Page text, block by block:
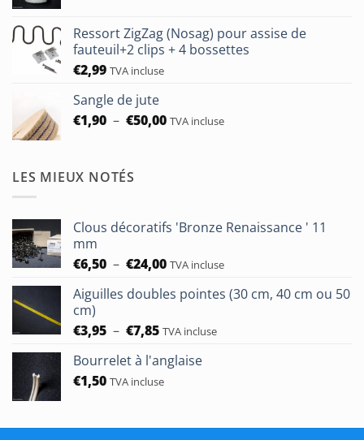
Ressort ZigZag (Nosag) pour assise de
fauteuil+2 clips + 4 bossettes
€2,99 TVA incluse
Sangle de jute
€1,90 – €50,00Plage
TVA incluse
LES MIEUX NOTÉS
Clous décoratifs 'Bronze Renaissance ' 11
mm
€6,50 – €24,00Plage
prix :
à
TVA incluse
Aiguilles doubles pointes (30 cm, 40 cm ou 50
cm)
€3,95 – €7,85Plage
prix :
€3,95
TVA incluse
Bourrelet à l'anglaise
€1,50 TVA incluse